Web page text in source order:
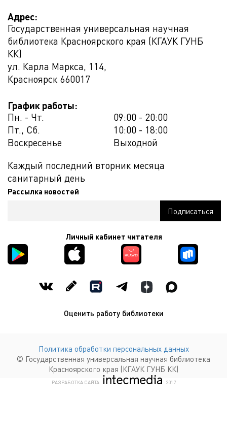
Адрес:
Государственная универсальная научная
библиотека Красноярского края (КГАУК ГУНБ
КК)
ул. Карла Маркса, 114,
Красноярск 660017
График работы:
Пн. - Чт.
09:00 - 20:00
Пт., Сб.
10:00 - 18:00
Воскресенье
Выходной
Каждый последний вторник месяца
санитарный день
Рассылка новостей
Личный кабинет читателя
Оценить работу библиотеки
Политика обработки персональных данных
© Государственная универсальная научная библиотека
Красноярского края (КГАУК ГУНБ КК)
РАЗРАБОТКА САЙТА КОМПАНИЯ ИНТЕКМЕДИА
2017